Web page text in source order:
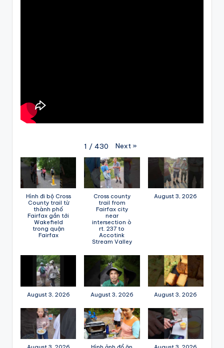
1 / 430 Next »
Hình đi bộ Cross
County trail từ
thành phố
Fairfax gần tới
Wakefield
trong quận
Fairfax
Cross county
trail from
Fairfax city
near
intersection ò
rt. 237 to
Accotink
Stream Valley
August 3, 2026
August 3, 2026 August 3, 2026 August 3, 2026